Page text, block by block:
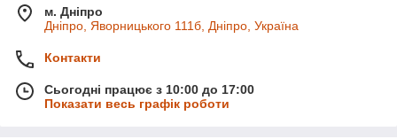
м. Дніпро
Дніпро, Яворницького 111б, Дніпро, Україна
Контакти
Сьогодні працює з 10:00 до 17:00
Показати весь графік роботи